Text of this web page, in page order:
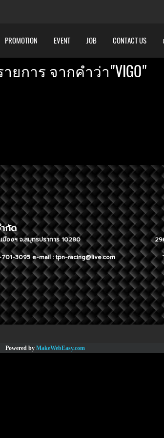
PROMOTION EVENT JOB CONTACT US
ยการ จากคำว่า"VIGO"
รสซิ่ง จำกัด
า อ.เมืองฯ จ.สมุทรปราการ 10280 296 Moo 1
3095 e-mail :tpn-racing@live.comTel. 02-
Powered by MakeWebEasy.com